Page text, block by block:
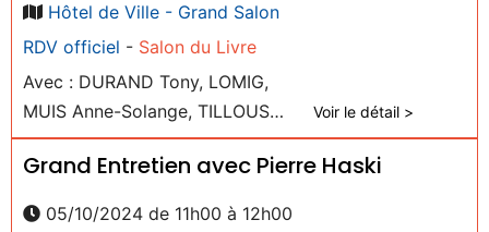
Hôtel de Ville - Grand Salon
RDV officiel - Salon du Livre
Avec : DURAND Tony, LOMIG,
MUIS Anne-Solange, TILLOUS
Marion
Voir le détail >
Grand Entretien avec Pierre Haski
05/10/2024 de 11h00 à 12h00